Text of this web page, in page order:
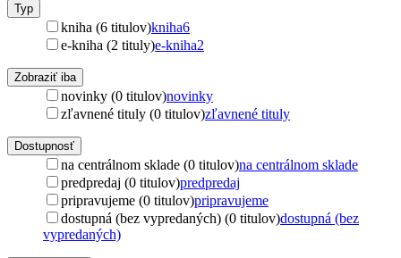
Typ
kniha (6 titulov)kniha6
e-kniha (2 tituly)e-kniha2
Zobraziť iba
novinky (0 titulov)novinky
zľavnené tituly (0 titulov)zľavnené tituly
Dostupnosť
na centrálnom sklade (0 titulov)na centrálnom sklade
predpredaj (0 titulov)predpredaj
pripravujeme (0 titulov)pripravujeme
dostupná (bez vypredaných) (0 titulov)dostupná (bez
vypredaných)